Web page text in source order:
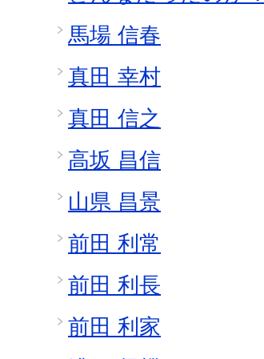
馬場 信春
真田 幸村
真田 信之
高坂 昌信
山県 昌景
前田 利常
前田 利長
前田 利家